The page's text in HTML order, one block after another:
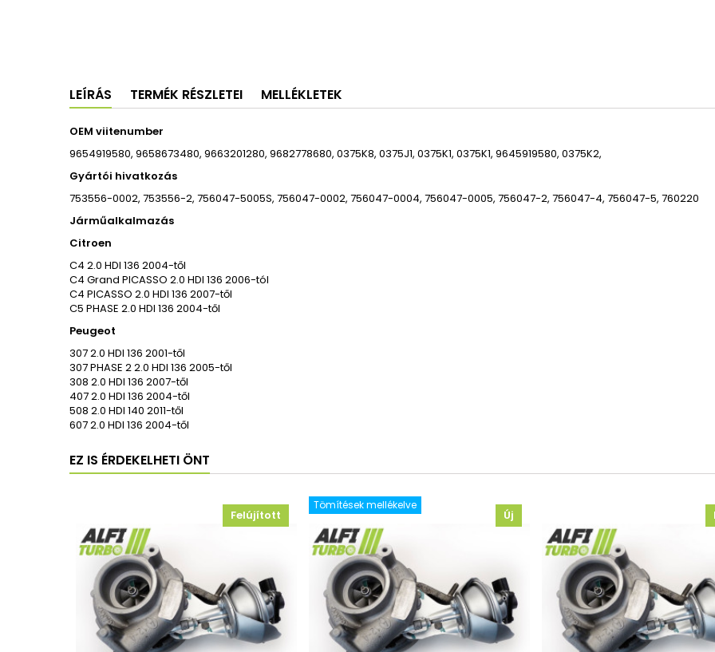
LEÍRÁS TERMÉK RÉSZLETEI MELLÉKLETEK
OEM viitenumber
9654919580, 9658673480, 9663201280, 9682778680, 0375K8, 0375J1, 0375K1, 0375K1, 9645919580, 0375K2,
Gyártói hivatkozás
753556-0002, 753556-2, 756047-5005S, 756047-0002, 756047-0004, 756047-0005, 756047-2, 756047-4, 756047-5, 760220
Járműalkalmazás
Citroen
C4 2.0 HDI 136 2004-től
C4 Grand PICASSO 2.0 HDI 136 2006-tól
C4 PICASSO 2.0 HDI 136 2007-től
C5 PHASE 2.0 HDI 136 2004-től
Peugeot
307 2.0 HDI 136 2001-től
307 PHASE 2 2.0 HDI 136 2005-től
308 2.0 HDI 136 2007-től
407 2.0 HDI 136 2004-től
508 2.0 HDI 140 2011-től
607 2.0 HDI 136 2004-től
EZ IS ÉRDEKELHETI ÖNT
Felújított
Tömítések mellékelve
Új